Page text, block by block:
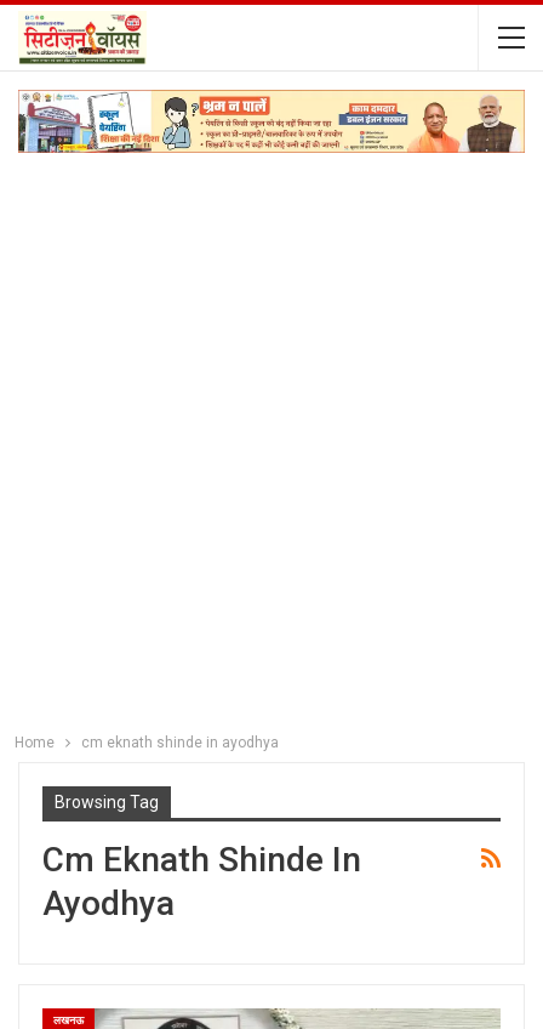
Home cm eknath shinde in ayodhya
Browsing Tag
Cm Eknath Shinde In
Ayodhya
लखनऊ